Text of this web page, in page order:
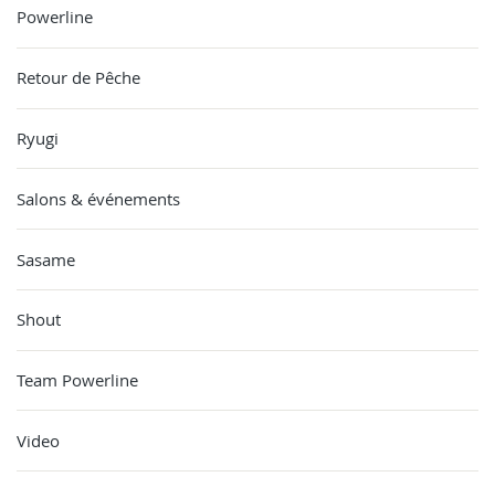
Powerline
Retour de Pêche
Ryugi
Salons & événements
Sasame
Shout
Team Powerline
Video